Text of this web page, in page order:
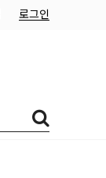
로그인